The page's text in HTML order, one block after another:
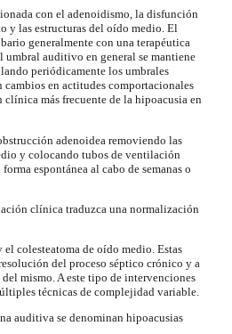
con el adenoidismo, la disfunción
y las estructuras del oído medio. El
generalmente con una terapéutica
auditivo en general se mantiene
periódicamente los umbrales
en actitudes comportacionales
más frecuente de la hipoacusia en
adenoidea removiendo las
y colocando tubos de ventilación
espontánea al cabo de semanas o
clínica traduzca una normalización
colesteatoma de oído medio. Estas
del proceso séptico crónico y a
mismo. A este tipo de intervenciones
técnicas de complejidad variable.
auditiva se denominan hipoacusias